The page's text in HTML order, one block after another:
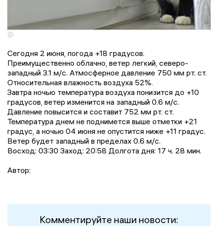
©
Сегодня 2 июня, погода +18 градусов.
Преимущественно облачно, ветер легкий, северо-
западный 3.1 м/с. Атмосферное давление 750 мм рт. ст.
Относительная влажность воздуха 52%.
Завтра ночью температура воздуха понизится до +10
градусов, ветер изменится на западный 0.6 м/с.
Давление повысится и составит 752 мм рт. ст.
Температура днем не поднимется выше отметки +21
градус, a ночью 04 июня не опустится ниже +11 градус.
Ветер будет западный в пределах 0.6 м/с.
Восход: 03:30 Заход: 20:58 Долгота дня: 17 ч. 28 мин.
Автор:
Комментируйте наши новости: